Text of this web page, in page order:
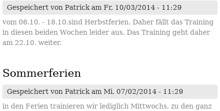
Gespeichert von Patrickam Fr, 10/03/2014 - 11:29
vom 06.10. - 18.10.sind Herbstferien. Daher fällt das Training
in diesen beiden Wochen leider aus. Das Training geht daher
am 22.10. weiter.
Sommerferien
Gespeichert von Patrickam Mi, 07/02/2014 - 11:29
in den Ferien trainieren wir lediglich Mittwochs, zu den ganz